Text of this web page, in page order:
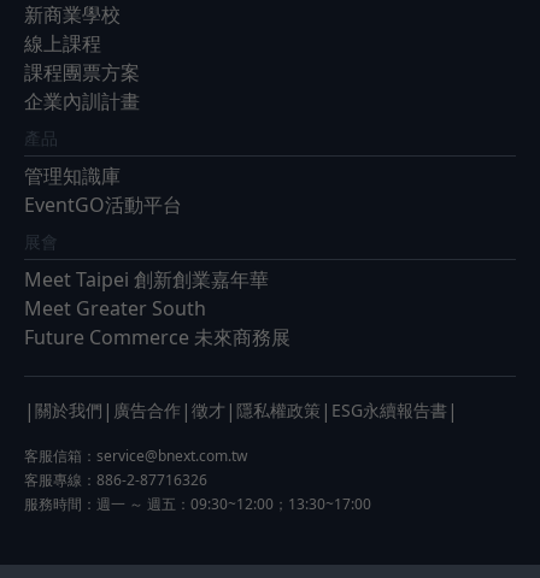
新商業學校
線上課程
課程團票方案
企業內訓計畫
產品
管理知識庫
EventGO活動平台
展會
Meet Taipei 創新創業嘉年華
Meet Greater South
Future Commerce 未來商務展
| 關於我們 | 廣告合作 | 徵才 | 隱私權政策 | ESG永續報告書 |
客服信箱： service@bnext.com.tw
客服專線：886-2-87716326
服務時間：週一 ～ 週五：09:30~12:00；13:30~17:00